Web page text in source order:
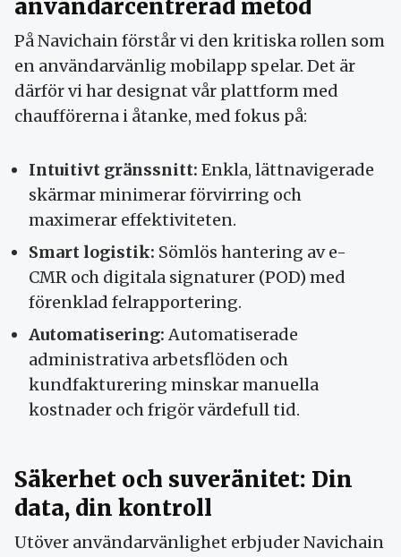
användarcentrerad metod
På Navichain förstår vi den kritiska rollen som
en användarvänlig mobilapp spelar. Det är
därför vi har designat vår plattform med
chaufförerna i åtanke, med fokus på:
Intuitivt gränssnitt: Enkla, lättnavigerade
skärmar minimerar förvirring och
maximerar effektiviteten.
Smart logistik: Sömlös hantering av e-
CMR och digitala signaturer (POD) med
förenklad felrapportering.
Automatisering:Automatiserade
administrativa arbetsflöden och
kundfakturering minskar manuella
kostnader och frigör värdefull tid.
Säkerhet och suveränitet: Din
data, din kontroll
Utöver användarvänlighet erbjuder Navichain